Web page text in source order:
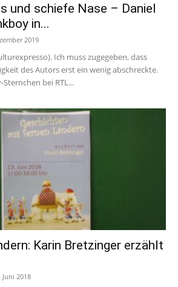
und schiefe Nase – Daniel
in...
2019
Ich muss zugegeben, dass
des Autors erst ein wenig abschreckte.
bei RTL...
Karin Bretzinger erzählt
Juni 2018